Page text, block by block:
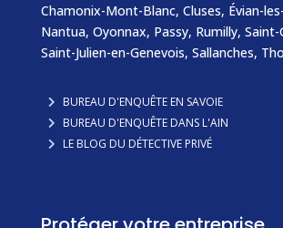
Chamonix-Mont-Blanc, Cluses, Évian-
Nantua, Oyonnax, Passy, Rumilly, Saint-
Saint-Julien-en-Genevois, Sallanches,
BUREAU D'ENQUÊTE EN SAVOIE
BUREAU D'ENQUÊTE DANS L'AIN
LE BLOG DU DÉTECTIVE PRIVÉ